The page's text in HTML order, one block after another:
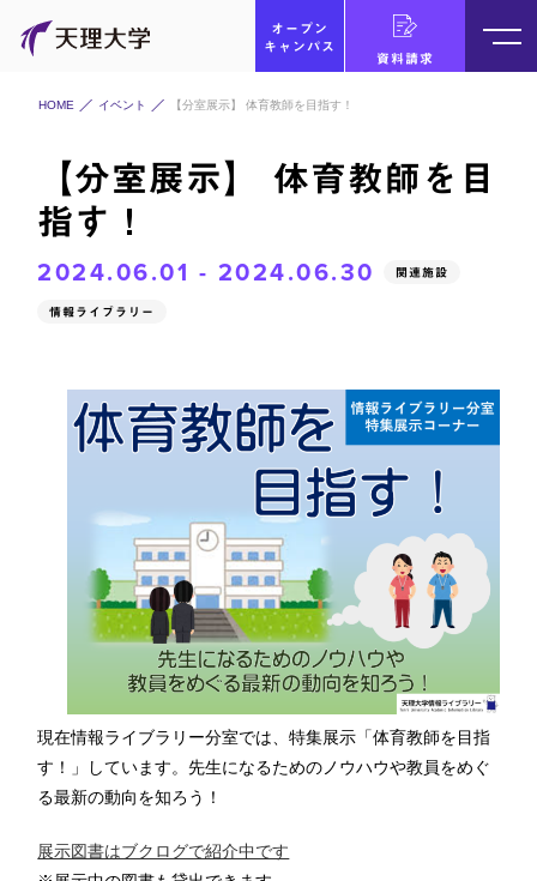
オープン
キャンパス
資料請求
HOME イベント 【分室展示】 体育教師を目指す！
【分室展示】 体育教師を目
指す！
2024.06.01 - 2024.06.30 関連施設
情報ライブラリー
現在情報ライブラリー分室では、特集展示「体育教師を目指
す！」しています。先生になるためのノウハウや教員をめぐ
る最新の動向を知ろう！
展示図書はブクログで紹介中です